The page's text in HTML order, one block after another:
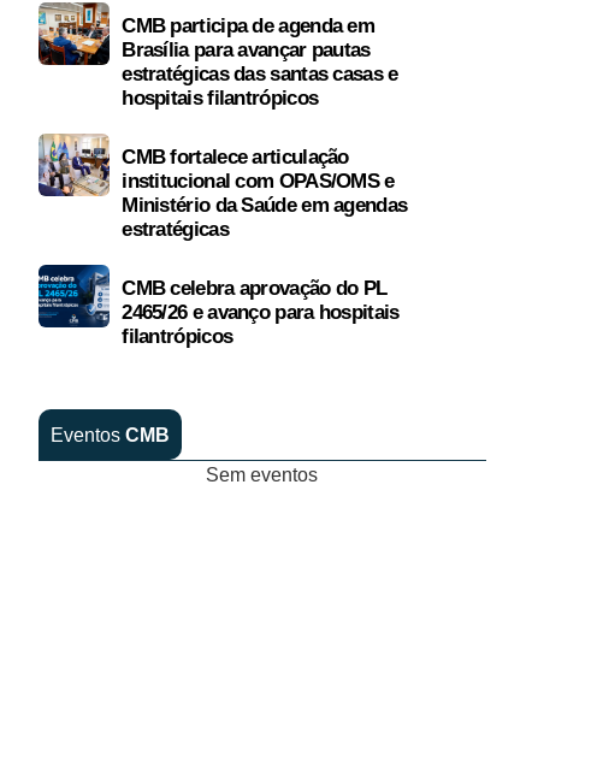
CMB participa de agenda em
Brasília para avançar pautas
estratégicas das santas casas e
hospitais filantrópicos
CMB fortalece articulação
institucional com OPAS/OMS e
Ministério da Saúde em agendas
estratégicas
CMB celebra aprovação do PL
2465/26 e avanço para hospitais
filantrópicos
Eventos CMB
Sem eventos